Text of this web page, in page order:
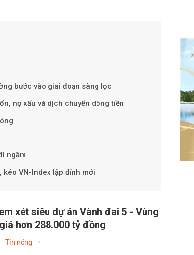
Theo petrotimes.vn
bước vào giai đoạn sàng lọc
nợ xấu và dịch chuyển dòng tiền
ngầm
kéo VN-Index lập đỉnh mới
xét siêu dự án Vành đai 5 - Vùng
hơn 288.000 tỷ đồng
Tin nóng